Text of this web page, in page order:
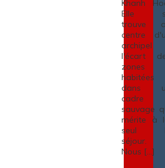
Khanh
Elle
trouve
centre
archipel
l'écart
zones
habitées
dans
cadre
sauvage
mérite à
seul
séjour.
Nous […]